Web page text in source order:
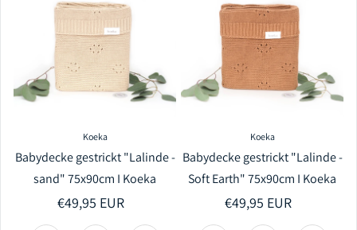
Koeka
Babydecke gestrickt "Lalinde -
sand" 75x90cm I Koeka
Regulärer Preis
€49,95 EUR
Koeka
Babydecke gestrickt "Lalinde -
Soft Earth" 75x90cm I Koeka
Regulärer Preis
€49,95 EUR